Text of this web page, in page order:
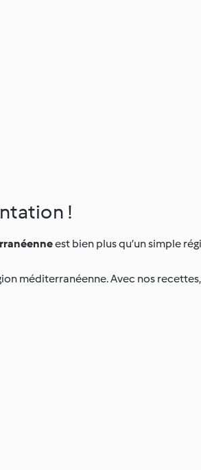
!
est bien plus qu’un simple
méditerranéenne. Avec nos